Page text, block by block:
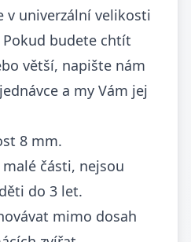
v univerzální velikosti
budete chtít
větší, napište nám
a my Vám jej
8 mm.
části, nejsou
do 3 let.
mimo dosah